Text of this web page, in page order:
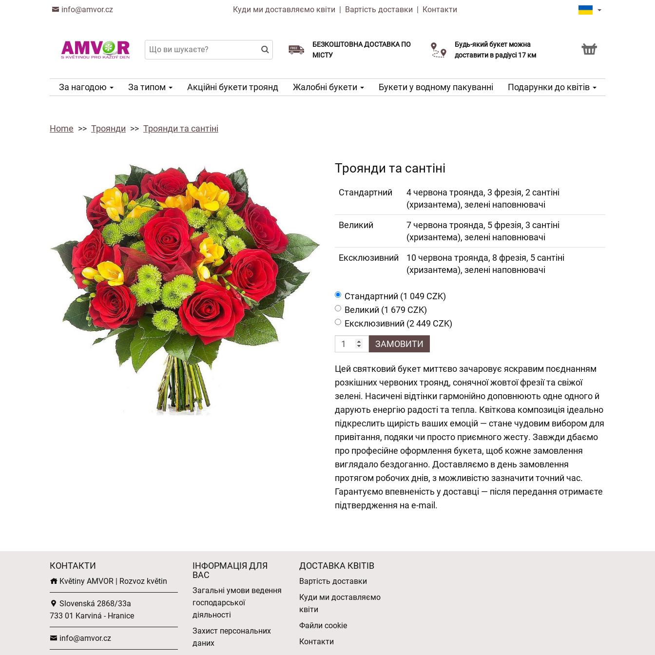
info@amvor.cz Куди ми доставляємо квіти | Вартість доставки | Контакти
БЕЗКОШТОВНА ДОСТАВКА ПО
МІСТУ
Доставка в той же день доступна
Виберіть дату доставки
Будь-який букет можна
доставити в радіусі 17 км
Послуга Click & Collect
За нагодою За типом Акційні букети троянд Жалобні букети Букети у водному пакуванні Подарунки до квітів
Home Троянди Троянди та сантіні
Троянди та сантіні
Cтандартний
4 червона троянда, 3 фрезія, 2 сантіні
(хризантема), зелені наповнювачі
Великий
7 червона троянда, 5 фрезія, 3 сантіні
(хризантема), зелені наповнювачі
Ексклюзивний
10 червона троянда, 8 фрезія, 5 сантіні
(хризантема), зелені наповнювачі
Cтандартний (1 049 CZK)
Великий (1 679 CZK)
Ексклюзивний (2 449 CZK)
ЗАМОВИТИ
Цей святковий букет миттєво зачаровує яскравим поєднанням
розкішних червоних троянд, сонячної жовтої фрезії та свіжої
зелені. Насичені відтінки гармонійно доповнюють одне одного й
дарують енергію радості та тепла. Квіткова композиція ідеально
підкреслить щирість ваших емоцій — стане чудовим вибором для
привітання, подяки чи просто приємного жесту. Завжди дбаємо
про професійне оформлення букета, щоб кожне замовлення
виглядало бездоганно. Доставляємо в день замовлення
протягом робочих днів, з можливістю зазначити точний час.
Гарантуємо впевненість у доставці — після передання отримаєте
підтвердження на e-mail.
КОНТАКТИ
Květiny AMVOR | Rozvoz květin
Slovenská 2868/33a
733 01 Karviná - Hranice
info@amvor.cz
ІНФОРМАЦІЯ ДЛЯ
ВАС
Загальні умови ведення
господарської
діяльності
Захист персональних
даних
ДОСТАВКА КВІТІВ
Вартість доставки
Куди ми доставляємо
квіти
Файли cookie
Контакти